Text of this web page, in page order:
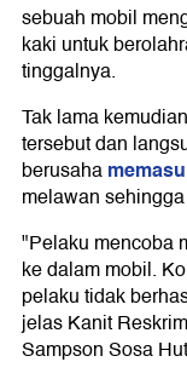
sebuah mobil
kaki untuk
tinggalnya.
Tak lama
tersebut dan
berusaha
melawan
"Pelaku mencoba
ke dalam mobil.
pelaku tidak
jelas Kanit
Sampson Sosa